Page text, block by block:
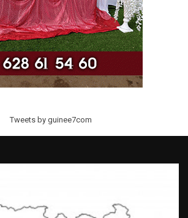
Tweets by guinee7com